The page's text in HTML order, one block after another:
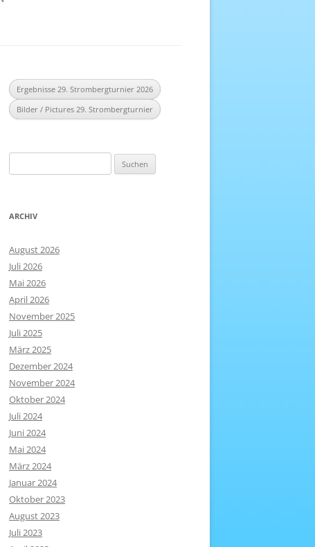
Ergebnisse 29. Strombergturnier 2026
Bilder / Pictures 29. Strombergturnier
nach:
ARCHIV
August 2026
Juli 2026
Mai 2026
April 2026
November 2025
Juli 2025
März 2025
Dezember 2024
November 2024
Oktober 2024
Juli 2024
Juni 2024
Mai 2024
März 2024
Januar 2024
Oktober 2023
August 2023
Juli 2023